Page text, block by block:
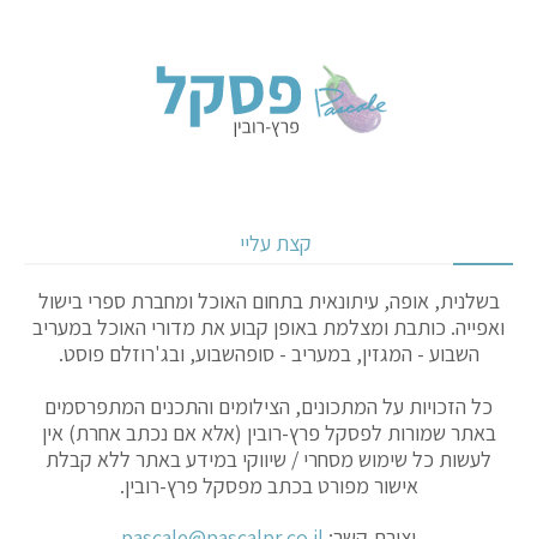
קצת עליי
בשלנית, אופה, עיתונאית בתחום האוכל ומחברת ספרי בישול
ואפייה. כותבת ומצלמת באופן קבוע את מדורי האוכל במעריב
השבוע - המגזין, במעריב - סופהשבוע, ובג'רוזלם פוסט.
כל הזכויות על המתכונים, הצילומים והתכנים המתפרסמים
באתר שמורות לפסקל פרץ-רובין (אלא אם נכתב אחרת) אין
לעשות כל שימוש מסחרי / שיווקי במידע באתר ללא קבלת
אישור מפורט בכתב מפסקל פרץ-רובין.